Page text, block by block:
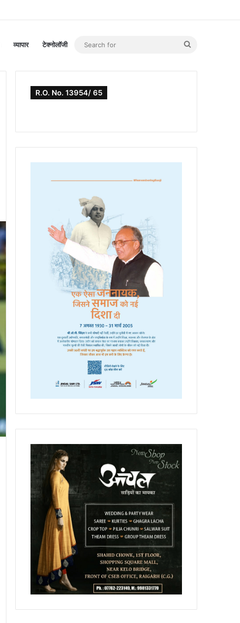
व्यापार टेक्नोलॉजी
R.O. No. 13954/ 65